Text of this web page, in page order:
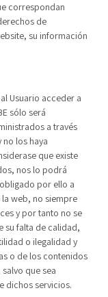
correspondan
de
su información
Usuario acceder a
sólo será
a través
los haya
que existe
nos lo podrá
por ello a
web, no siempre
y por tanto no se
su falta de calidad,
o ilegalidad y
o de los contenidos
que sea
dichos servicios.